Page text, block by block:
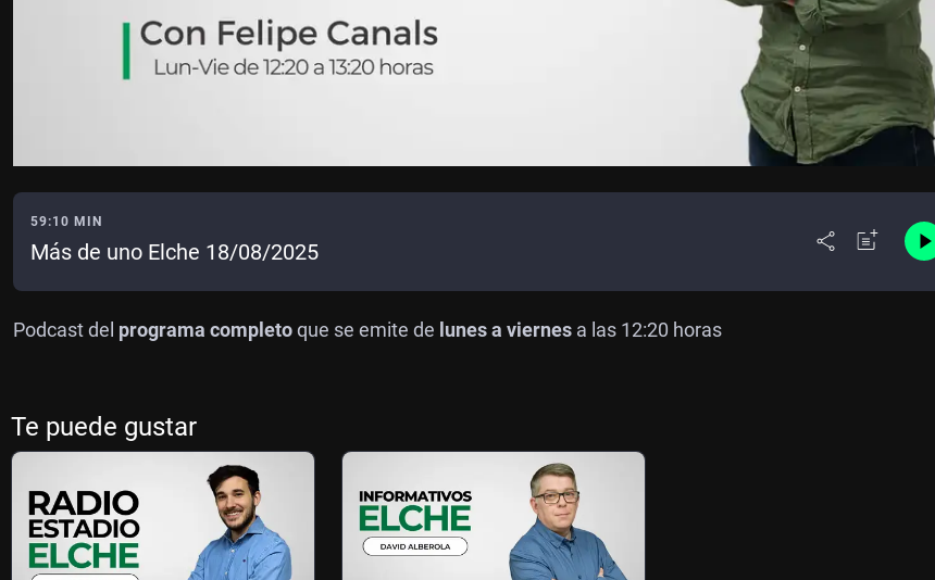
59:10 MIN
Más de uno Elche 18/08/2025
Podcast del programa completoque se emite de lunes a viernes a las 12:20 horas
Te puede gustar